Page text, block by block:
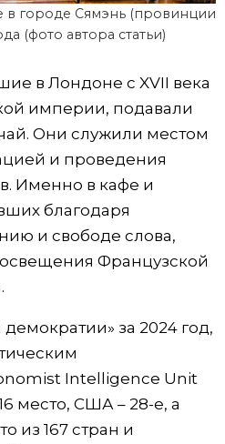
в городе Сямэнь (провинции
(фото автора статьи)
в Лондоне с XVII века
империи, подавали
Они служили местом
и проведения
Именно в кафе и
благодаря
и свободе слова,
Французской
за 2024 год,
Intelligence Unit
место, США – 28-е, а
из 167 стран и